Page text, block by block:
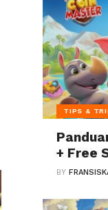
TIPS &
+ Free
BY